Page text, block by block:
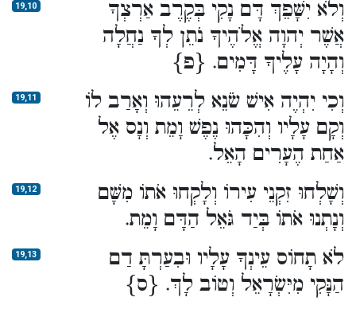
19,10
וְלֹא יִשָּׁפֵךְ דָּם נָקִי בְּקֶרֶב אַרְצְךָ
אֲשֶׁר יְהוָה אֱלֹהֶיךָ נֹתֵן לְךָ נַחֲלָה
וְהָיָה עָלֶיךָ דָּמִים. {פ}
19,11
וְכִי יִהְיֶה אִישׁ שֹׂנֵא לְרֵעֵהוּ וְאָרַב לוֹ
וְקָם עָלָיו וְהִכָּהוּ נֶפֶשׁ וָמֵת וְנָס אֶל
אַחַת הֶעָרִים הָאֵל.
19,12
וְשָׁלְחוּ זִקְנֵי עִירוֹ וְלָקְחוּ אֹתוֹ מִשָּׁם
וְנָתְנוּ אֹתוֹ בְּיַד גֹּאֵל הַדָּם וָמֵת.
19,13
לֹא תָחוֹס עֵינְךָ עָלָיו וּבִעַרְתָּ דַם
הַנָּקִי מִיִּשְׂרָאֵל וְטוֹב לָךְ. {ס}